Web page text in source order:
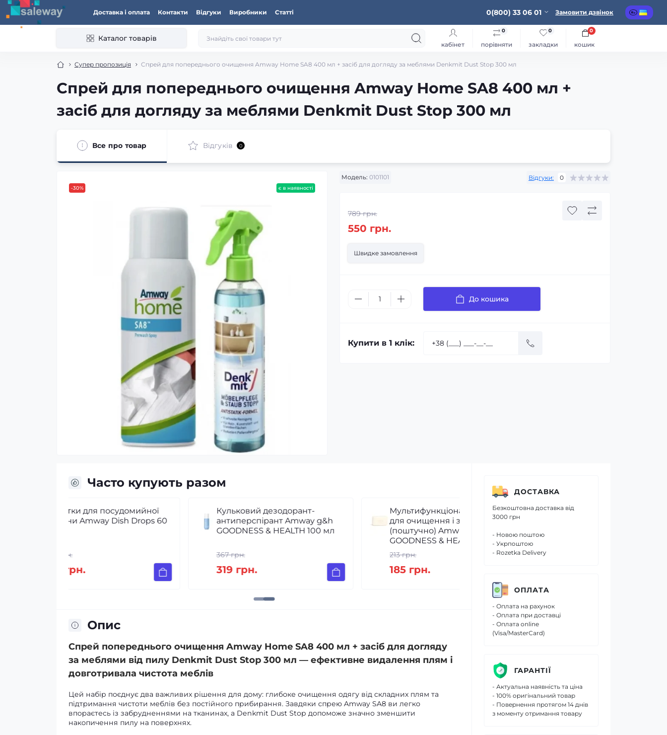
Доставка і оплата Контакти Відгуки Виробники Статті 0(800) 33 06 01 Замовити дзвінок
Каталог товарів
кабінет порівняти
0
закладки
0
кошик
0
Супер пропозиція Спрей для попереднього очищення Amway Home SA8 400 мл + засіб для догляду за меблями Denkmit Dust Stop 300 мл
Спрей для попереднього очищення Amway Home SA8 400 мл +
засіб для догляду за меблями Denkmit Dust Stop 300 мл
Все про товар Відгуків 0
-30% є в наявності
Модель: 0101101 Відгуки: 0
789 грн.
550 грн.
Швидке замовлення
До кошика
Купити в 1 клік:
Часто купують разом
для посудомийної
Amway Dish Drops 60
Кульковий дезодорант-
антиперспірант Amway g&h
GOODNESS & HEALTH 100 мл
319 грн.
Мультифункціональне мило
для очищення і захисту шкіри
(поштучно) Amway g&h
GOODNESS & HEALTH 1 шт
185 грн.
Опис
Спрей попереднього очищення Amway Home SA8 400 мл + засіб для догляду
за меблями від пилу Denkmit Dust Stop 300 мл — ефективне видалення плям і
довготривала чистота меблів
Цей набір поєднує два важливих рішення для дому: глибоке очищення одягу від складних плям та
підтримання чистоти меблів без постійного прибирання. Завдяки спрею Amway SA8 ви легко
впораєтесь із забрудненнями на тканинах, а Denkmit Dust Stop допоможе значно зменшити
накопичення пилу на поверхнях.
ДОСТАВКА
Безкоштовна доставка від
3000 грн
- Новою поштою
- Укрпоштою
- Rozetka Delivery
ОПЛАТА
- Оплата на рахунок
- Оплата при доставці
- Оплата online
(Visa/MasterCard)
ГАРАНТІЇ
- Актуальна наявність та ціна
- 100% оригінальний товар
- Повернення протягом 14 днів
з моменту отримання товару